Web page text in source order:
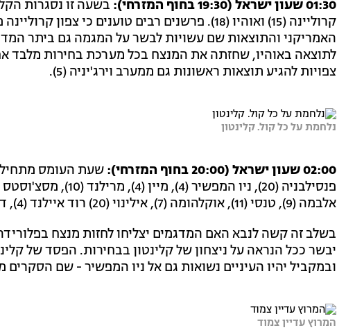
01:30 שעון ישראל (19:30 בחוף המזרחי):
בשעה זו נסגרות
קרוליינה (15) ואוהיו (18). פרשנים רבים טוענים כי
האמריקני והתוצאות שם עשויות לבשר על המגמה גם ביתר
לתוצאה באוהיו, שחזתה את המנצח בכל מערכת בחירות מלבד
צפויות להגיע תוצאות ראשונות גם ממערב וירג'יניה (5).
נלחמת על כל קול. קלינטון
02:00 שעון ישראל (20:00 בחוף המזרחי):
אלבמה (9), טנסי (11), אוקלהומה (7), אילינוי (20) רוד איילנד (4), דלאוור (3), קונטיקט (7) ומחוז קולומביה (3).
בשלב זה קשה לנבא האם המדגמים יצליחו לחזות מנצח
יבשר ככל הנראה על ניצחון של קלינטון בבחירות. הפסד של
ובמקביל יהיו העיניים נשואות גם אל ניו המפשיר - שם הסקרים
המרוץ עדיין צמוד